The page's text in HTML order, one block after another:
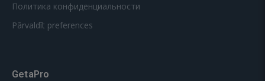
Политика конфиденциальности
Pārvaldīt preferences
GetaPro